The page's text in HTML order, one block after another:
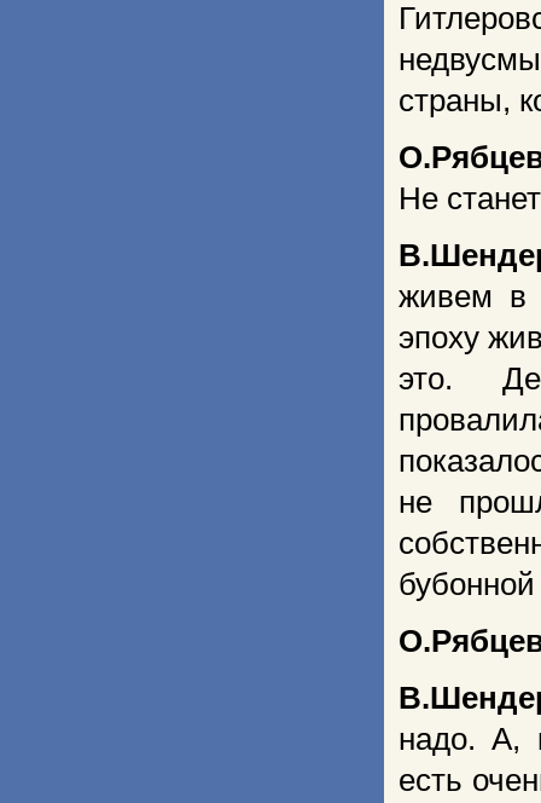
страны,
Не
живем в
эпоху
это.
не
надо. А,
есть